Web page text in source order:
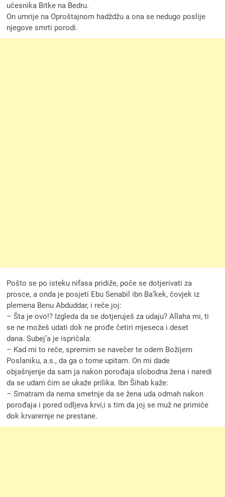
učesnika Bitke na Bedru.
On umrije na Oproštajnom hadždžu a ona se nedugo poslije
njegove smrti porodi.
Pošto se po isteku nifasa pridiže, poče se dotjerivati za
prosce, a onda je posjeti Ebu Senabil ibn Ba’kek, čovjek iz
plemena Benu Abduddar, i reče joj:
– Šta je ovo!? Izgleda da se dotjeruješ za udaju? Allaha mi, ti
se ne možeš udati dok ne prođe četiri mjeseca i deset
dana. Subej’a je ispričala:
– Kad mi to reče, spremim se navečer te odem Božijem
Poslaniku, a.s., da ga o tome upitam. On mi dade
objašnjenje da sam ja nakon porođaja slobodna žena i naredi
da se udam čim se ukaže prilika. Ibn Šihab kaže:
– Smatram da nema smetnje da se žena uda odmah nakon
porođaja i pored odljeva krvi,i s tim da joj se muž ne primiče
dok krvarernje ne prestane.